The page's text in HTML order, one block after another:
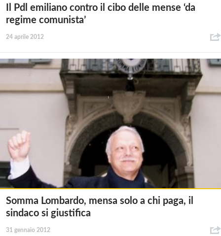
Il Pdl emiliano contro il cibo delle mense ‘da
regime comunista’
24 aprile 2012
Somma Lombardo, mensa solo a chi paga, il
sindaco si giustifica
31 gennaio 2012